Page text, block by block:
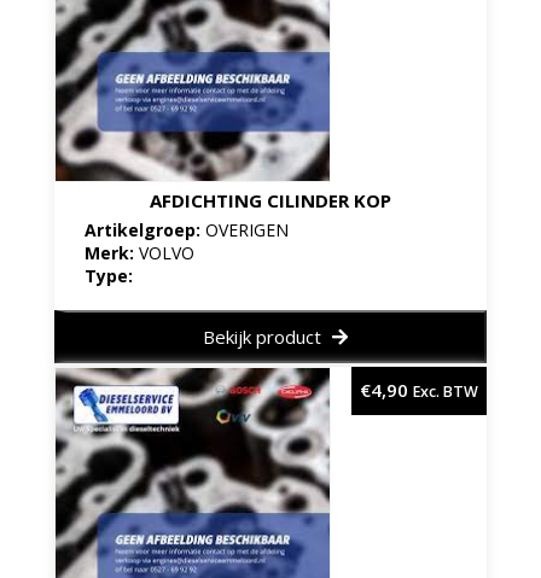
AFDICHTING CILINDER KOP
Artikelgroep: OVERIGEN
Merk: VOLVO
Type:
Bekijk product
€4,90 Exc. BTW